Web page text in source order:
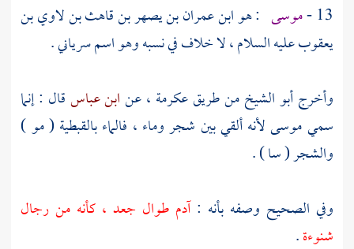
13 - موسى : هو ابن عمران بن يصهر بن قاهث بن لاوي بن
يعقوب عليه السلام ،لا خلاف في نسبه وهو اسم سرياني .
وأخرجأبو الشيخمن طريقعكرمة ،عنابن عباسقال : إنما
سميموسىلأنه ألقي بين شجر وماء ، فالماء بالقبطية ( مو )
والشجر ( سا ) .
وفي الصحيح وصفه بأنه :آدم طوال جعد ، كأنه من رجال
شنوءة.